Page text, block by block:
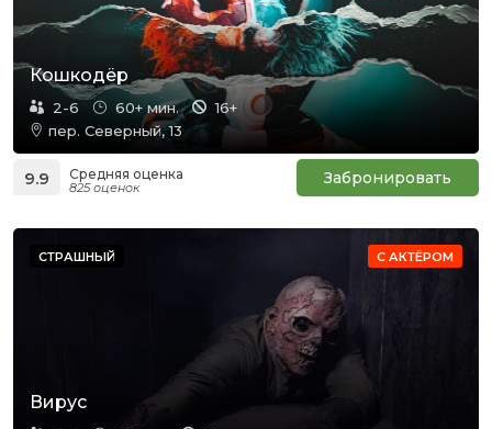
Кошкодёр
2-6 60+ мин.
16+
пер. Северный, 13
9.9 Средняя оценка
825 оценок Забронировать
С АКТЁРОМ
СТРАШНЫЙ
Вирус